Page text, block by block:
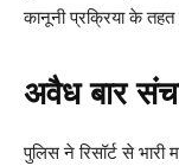
कानूनी प्रक्रिया के तहत
अवैध बार
पुलिस ने रिसॉर्ट से